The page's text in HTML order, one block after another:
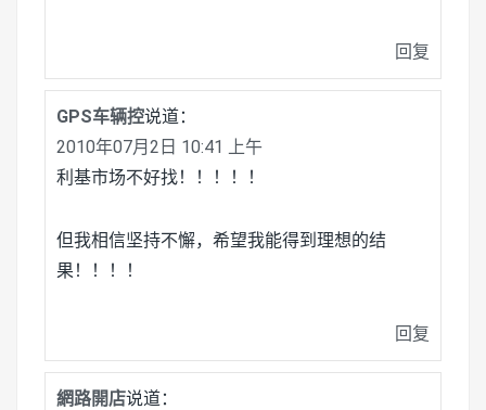
回复
GPS车辆控说道：
2010年07月2日 10:41 上午
利基市场不好找！！！！！
但我相信坚持不懈，希望我能得到理想的结
果！！！！
回复
網路開店说道：